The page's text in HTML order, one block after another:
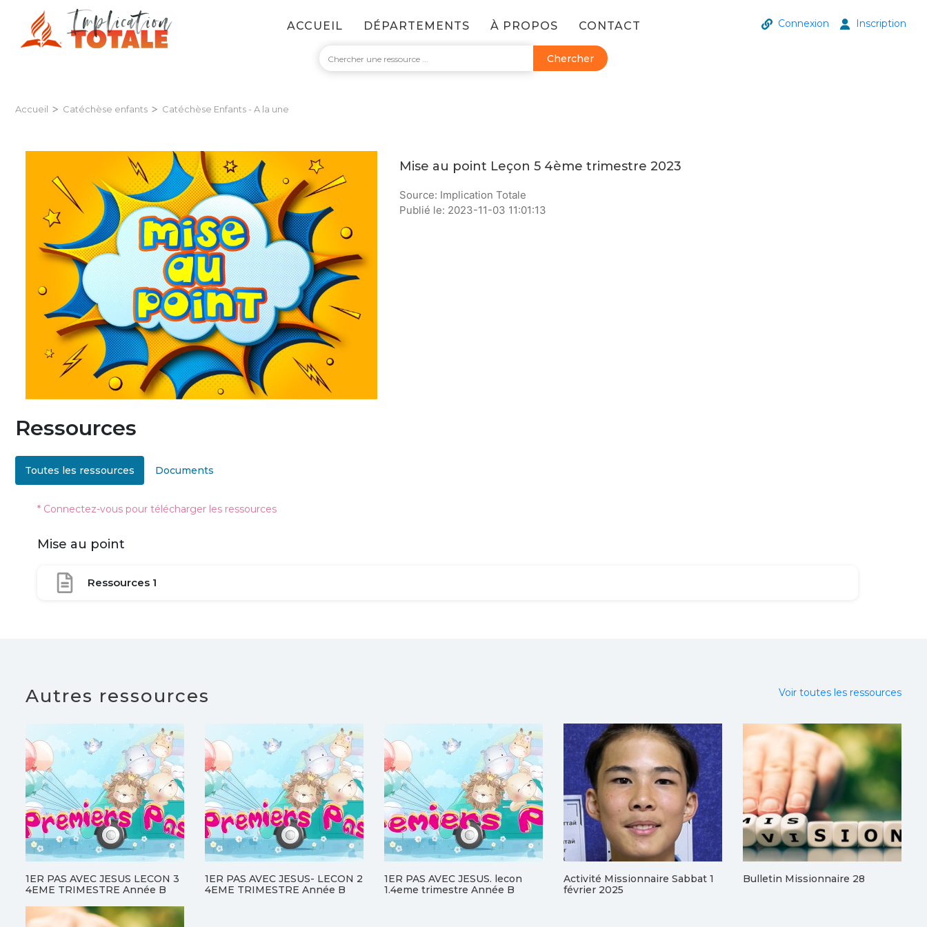
ACCUEIL DÉPARTEMENTS À PROPOS CONTACT Connexion Inscription
Chercher
Accueil > Catéchèse enfants > Catéchèse Enfants - A la une
Mise au point Leçon 5 4ème trimestre 2023
Source: Implication Totale
Publié le: 2023-11-03 11:01:13
Ressources
Toutes les ressources Documents
* Connectez-vous pour télécharger les ressources
Mise au point
Ressources 1
Autres ressources Voir toutes les ressources
1ER PAS AVEC JESUS LECON 3
4EME TRIMESTRE Année B
1ER PAS AVEC JESUS- LECON 2
4EME TRIMESTRE Année B
1ER PAS AVEC JESUS. lecon
1.4eme trimestre Année B
Activité Missionnaire Sabbat 1
février 2025
Bulletin Missionnaire 28